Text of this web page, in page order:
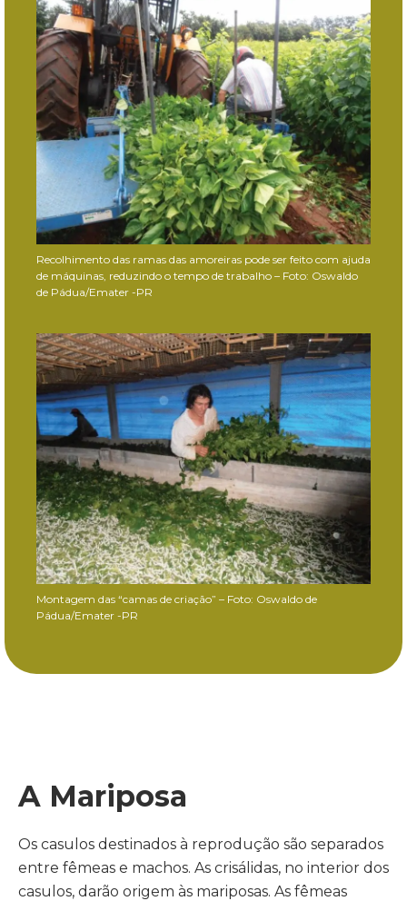
Recolhimento das ramas das amoreiras pode ser feito com ajuda
de máquinas, reduzindo o tempo de trabalho – Foto: Oswaldo
de Pádua/Emater -PR
Montagem das “camas de criação” – Foto: Oswaldo de
Pádua/Emater -PR
A Mariposa
Os casulos destinados à reprodução são separados
entre fêmeas e machos. As crisálidas, no interior dos
casulos, darão origem às mariposas. As fêmeas